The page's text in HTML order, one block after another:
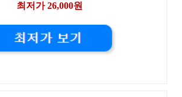
최저가 26,000원